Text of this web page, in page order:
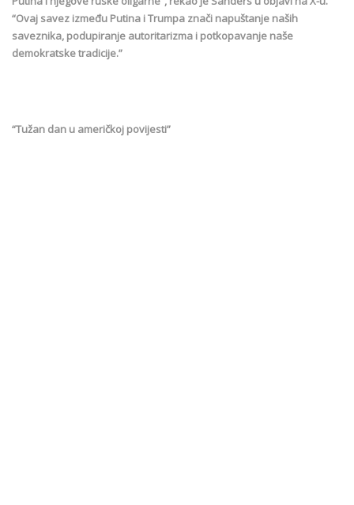
“Ovaj savez između Putina i Trumpa znači napuštanje naših
saveznika, podupiranje autoritarizma i potkopavanje naše
demokratske tradicije.”
“Tužan dan u američkoj povijesti”